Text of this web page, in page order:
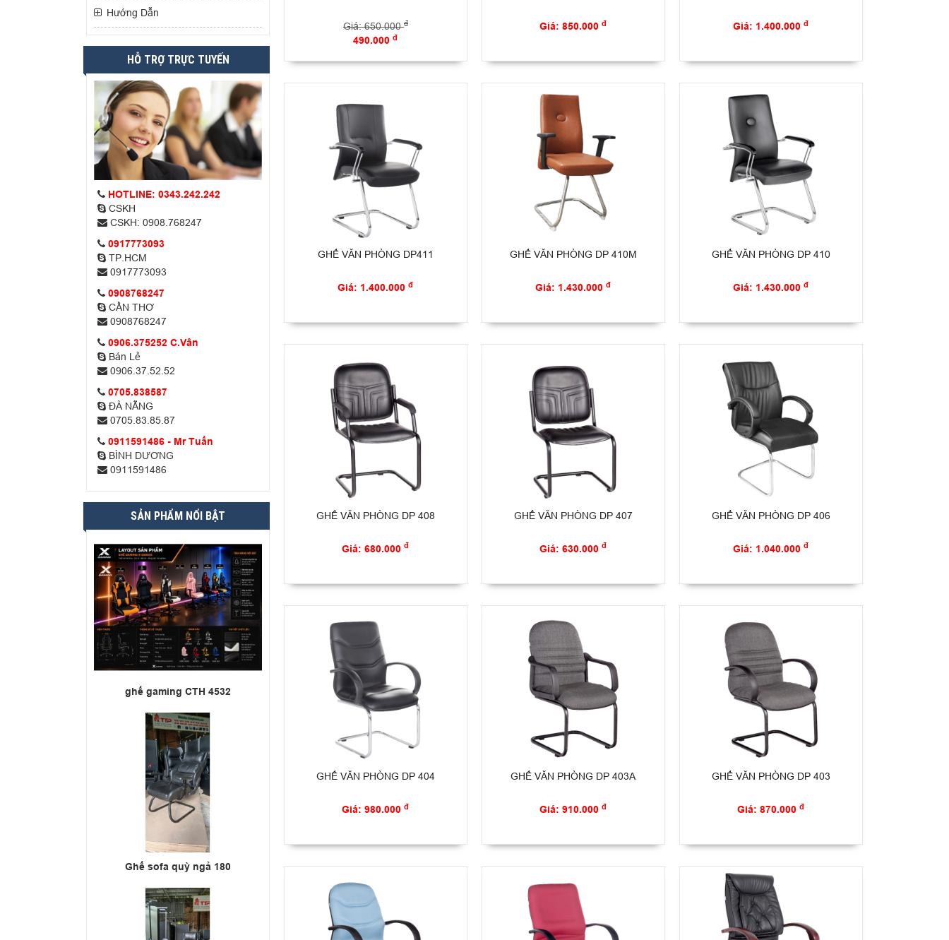
Hướng Dẫn
HỖ TRỢ TRỰC TUYẾN
HOTLINE: 0343.242.242
CSKH
CSKH: 0908.768247
0917773093
TP.HCM
0917773093
0908768247
CẦN THƠ
0908768247
0906.375252 C.Vân
Bán Lẻ
0906.37.52.52
0705.838587
ĐÀ NẴNG
0705.83.85.87
0911591486 - Mr Tuấn
BÌNH DƯƠNG
0911591486
SẢN PHẨM NỔI BẬT
ghế gaming CTH 4532
Ghế sofa quỳ ngả 180
Giá: 650.000đ
490.000đ
Giá: 850.000đ Giá: 1.400.000đ
GHẾ VĂN PHÒNG DP411
Giá: 1.400.000đ
GHẾ VĂN PHÒNG DP 410M
Giá: 1.430.000đ
GHẾ VĂN PHÒNG DP 410
Giá: 1.430.000đ
GHẾ VĂN PHÒNG DP 408
Giá: 680.000đ
GHẾ VĂN PHÒNG DP 407
Giá: 630.000đ
GHẾ VĂN PHÒNG DP 406
Giá: 1.040.000đ
GHẾ VĂN PHÒNG DP 404
Giá: 980.000đ
GHẾ VĂN PHÒNG DP 403A
Giá: 910.000đ
GHẾ VĂN PHÒNG DP 403
Giá: 870.000đ